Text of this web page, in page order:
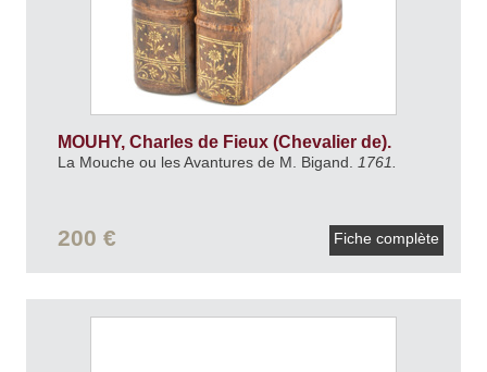
MOUHY, Charles de Fieux (Chevalier de).
La Mouche ou les Avantures de M. Bigand. 1761.
200 € Fiche complète